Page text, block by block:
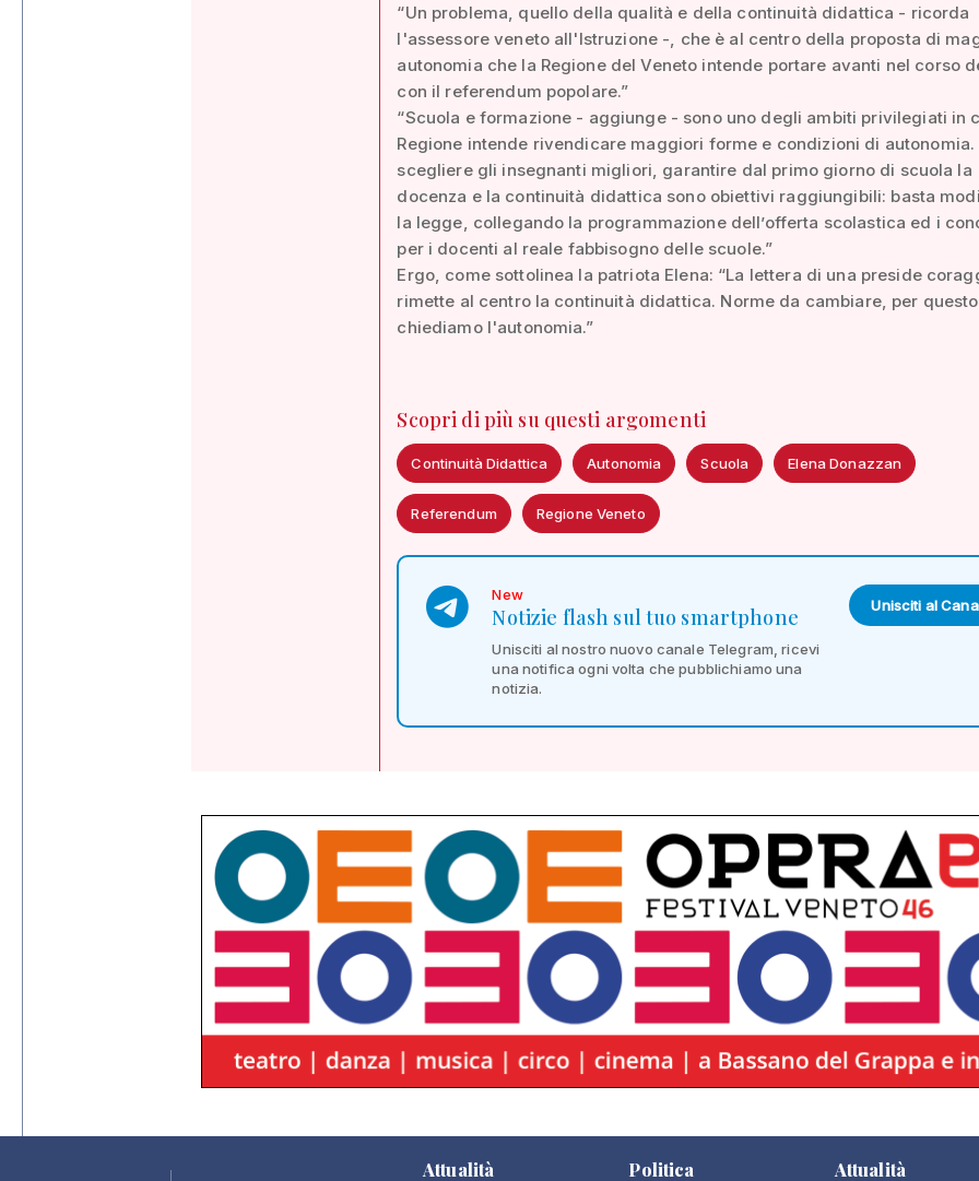
“Un problema, quello della qualità e della continuità didattica - ricorda
l'assessore veneto all'Istruzione -, che è al centro della proposta di
autonomia che la Regione del Veneto intende portare avanti nel corso
con il referendum popolare.”
“Scuola e formazione - aggiunge - sono uno degli ambiti privilegiati in
Regione intende rivendicare maggiori forme e condizioni di autonomia.
scegliere gli insegnanti migliori, garantire dal primo giorno di scuola la
docenza e la continuità didattica sono obiettivi raggiungibili: basta
la legge, collegando la programmazione dell’offerta scolastica ed i
per i docenti al reale fabbisogno delle scuole.”
Ergo, come sottolinea la patriota Elena: “La lettera di una preside
rimette al centro la continuità didattica. Norme da cambiare, per questo
chiediamo l'autonomia.”
Scopri di più su questi argomenti
Continuità Didattica Autonomia Scuola Elena Donazzan
Referendum Regione Veneto
New
Notizie flash sul tuo smartphone
Unisciti al nostro nuovo canale Telegram, ricevi
una notifica ogni volta che pubblichiamo una
notizia.
Unisciti al
Attualità Politica Attualità